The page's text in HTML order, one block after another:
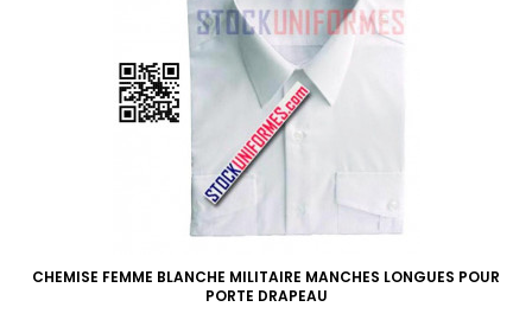
CHEMISE FEMME BLANCHE MILITAIRE MANCHES LONGUES POUR
PORTE DRAPEAU